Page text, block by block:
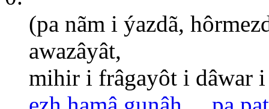
(pa nãm i ýazdã,
awazâyât,
mihir i frâgayôt i dâwar i